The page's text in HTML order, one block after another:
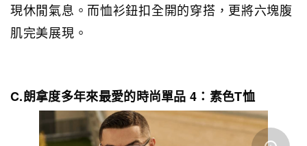
現休閒氣息。而恤衫鈕扣全開的穿搭，更將六塊腹
肌完美展現。
C.朗拿度多年來最愛的時尚單品 4：素色T恤